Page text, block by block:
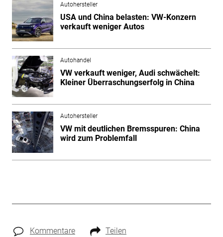
Autohersteller
USA und China belasten: VW-Konzern
verkauft weniger Autos
Autohandel
VW verkauft weniger, Audi schwächelt:
Kleiner Überraschungserfolg in China
Autohersteller
VW mit deutlichen Bremsspuren: China
wird zum Problemfall
Kommentare Teilen